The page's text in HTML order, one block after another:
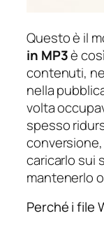
Questo è il
in MP3è
contenuti,
nella
volta
spesso
caricarlo sui
mantenerlo
Perché i file